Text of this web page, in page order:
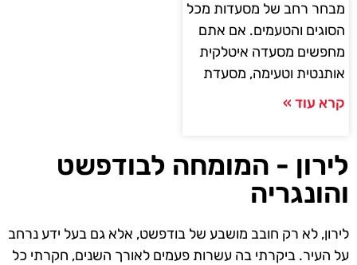
מבחר רחב של מסעדות מכל
הסוגים והטעמים. אם אתם
מחפשים מסעדה איטלקית
אותנטית וטעימה, מסעדת
קרא עוד »
לירון - המומחה לבודפשט
והונגריה
לירון, לא רק חובב מושבע של בודפשט, אלא גם בעל ידע נרחב
על העיר. ביקרתי בה עשרות פעמים לאורך השנים, חקרתי כל